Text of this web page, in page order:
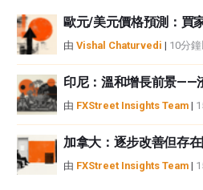
歐元/美元價格預測：買
由 Vishal Chaturvedi | 10分
印尼：溫和增長前景——
由 FXStreet Insights Team |
加拿大：逐步改善但存
由 FXStreet Insights Team |